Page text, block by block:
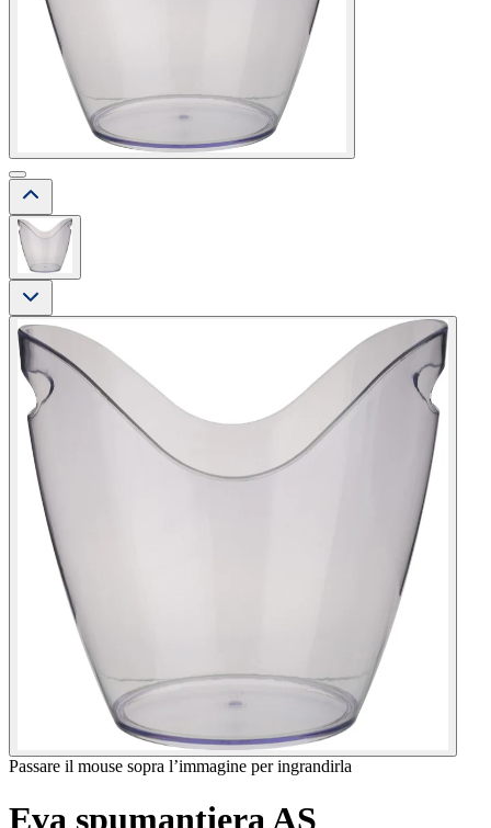
Passare il mouse sopra l’immagine per ingrandirla
Eva spumantiera AS